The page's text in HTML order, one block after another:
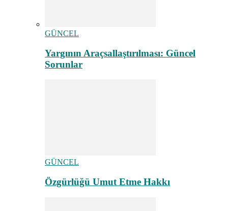
GÜNCEL
Yargının Araçsallaştırılması: Güncel
Sorunlar
GÜNCEL
Özgürlüğü Umut Etme Hakkı